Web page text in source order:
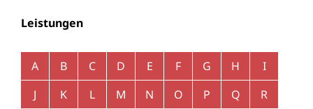
Leistungen
Alphabetisches Register überspringen
A B C D E F G H
I
J
K L M N O P Q
R